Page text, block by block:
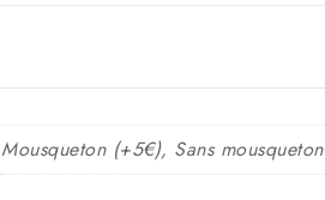
Mousqueton (+5€), Sans mousqueton